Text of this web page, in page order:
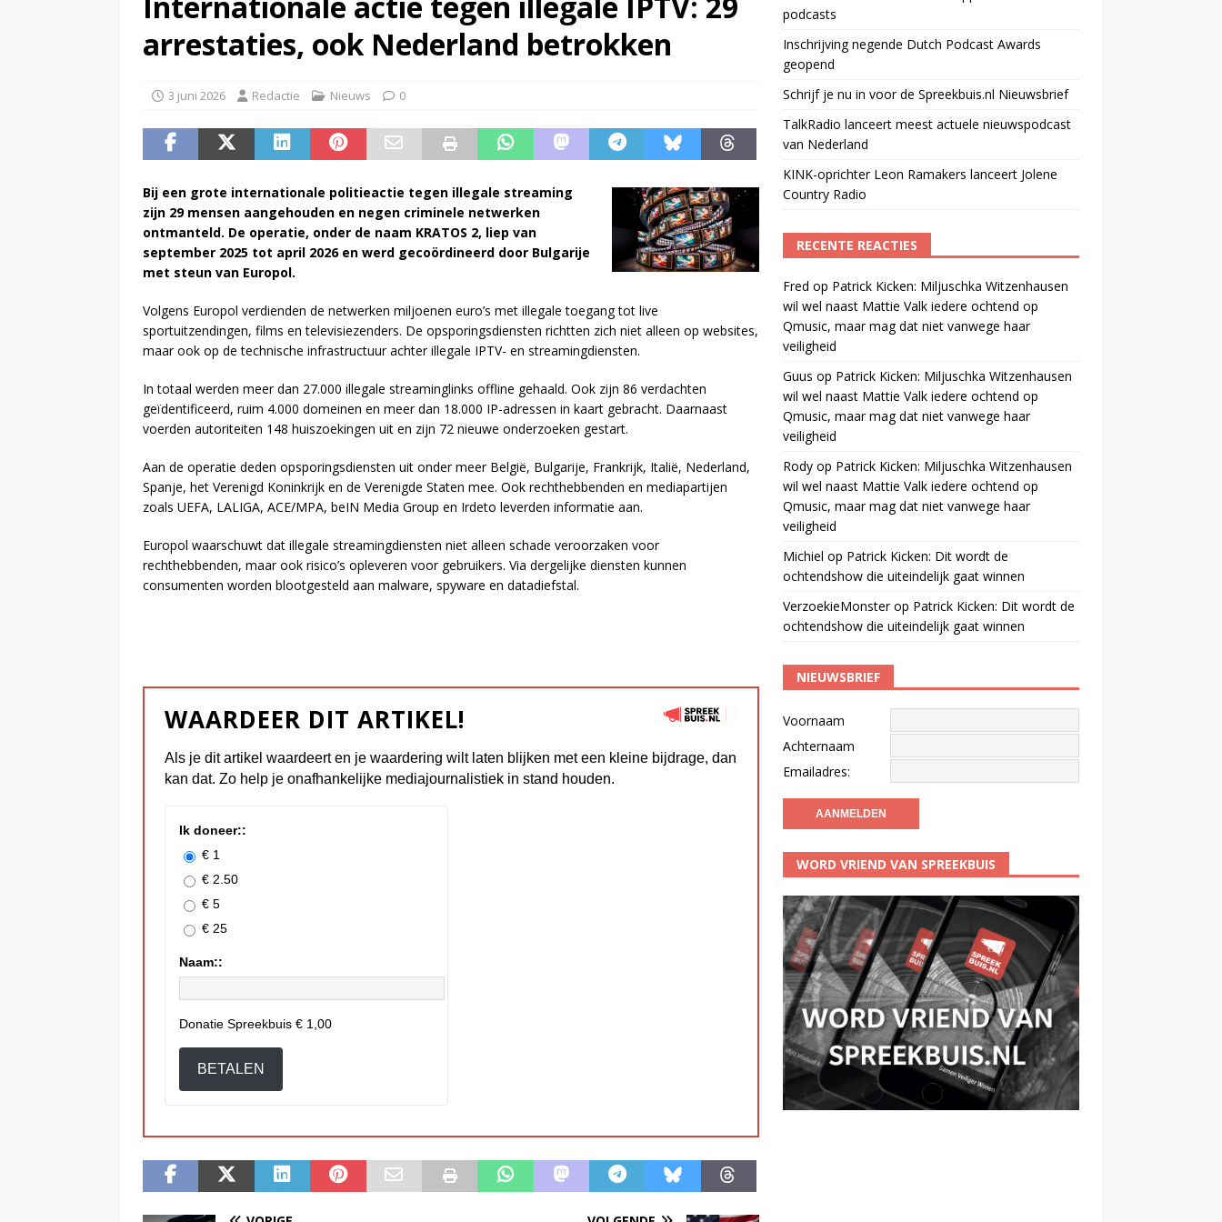
Televisie wint snel terrein als apparaat voor podcasts
arrestaties, ook Nederland betrokken
3 juni 2026 Redactie Nieuws 0
Bij een grote internationale politieactie tegen illegale streaming
zijn 29 mensen aangehouden en negen criminele netwerken
ontmanteld. De operatie, onder de naam KRATOS 2, liep van
september 2025 tot april 2026 en werd gecoördineerd door Bulgarije
met steun van Europol.
Volgens Europol verdienden de netwerken miljoenen euro’s met illegale toegang tot live
sportuitzendingen, films en televisiezenders. De opsporingsdiensten richtten zich niet alleen op websites,
maar ook op de technische infrastructuur achter illegale IPTV- en streamingdiensten.
In totaal werden meer dan 27.000 illegale streaminglinks offline gehaald. Ook zijn 86 verdachten
geïdentificeerd, ruim 4.000 domeinen en meer dan 18.000 IP-adressen in kaart gebracht. Daarnaast
voerden autoriteiten 148 huiszoekingen uit en zijn 72 nieuwe onderzoeken gestart.
Aan de operatie deden opsporingsdiensten uit onder meer België, Bulgarije, Frankrijk, Italië, Nederland,
Spanje, het Verenigd Koninkrijk en de Verenigde Staten mee. Ook rechthebbenden en mediapartijen
zoals UEFA, LALIGA, ACE/MPA, beIN Media Group en Irdeto leverden informatie aan.
Europol waarschuwt dat illegale streamingdiensten niet alleen schade veroorzaken voor
rechthebbenden, maar ook risico’s opleveren voor gebruikers. Via dergelijke diensten kunnen
consumenten worden blootgesteld aan malware, spyware en datadiefstal.
WAARDEER DIT ARTIKEL!
Als je dit artikel waardeert en je waardering wilt laten blijken met een kleine bijdrage, dan
kan dat. Zo help je onafhankelijke mediajournalistiek in stand houden.
Ik doneer::
€ 1
€ 2.50
€ 5
€ 25
Naam::
Donatie Spreekbuis € 1,00
BETALEN
podcasts
Inschrijving negende Dutch Podcast Awards
geopend
Schrijf je nu in voor de Spreekbuis.nl Nieuwsbrief
TalkRadio lanceert meest actuele nieuwspodcast
van Nederland
KINK-oprichter Leon Ramakers lanceert Jolene
Country Radio
RECENTE REACTIES
Fred op Patrick Kicken: Miljuschka Witzenhausen
wil wel naast Mattie Valk iedere ochtend op
Qmusic, maar mag dat niet vanwege haar
veiligheid
Guus op Patrick Kicken: Miljuschka Witzenhausen
wil wel naast Mattie Valk iedere ochtend op
Qmusic, maar mag dat niet vanwege haar
veiligheid
Rodyop Patrick Kicken: Miljuschka Witzenhausen
wil wel naast Mattie Valk iedere ochtend op
Qmusic, maar mag dat niet vanwege haar
veiligheid
Michiel op Patrick Kicken: Dit wordt de
ochtendshow die uiteindelijk gaat winnen
VerzoekieMonsterop Patrick Kicken: Dit wordt de
ochtendshow die uiteindelijk gaat winnen
NIEUWSBRIEF
Voornaam
Achternaam
Emailadres:
WORD VRIEND VAN SPREEKBUIS